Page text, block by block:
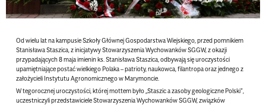
Od wielu lat na kampusie Szkoły Głównej Gospodarstwa Wiejskiego, przed pomnikiem
Stanisława Staszica, z inicjatywy Stowarzyszenia Wychowanków SGGW, z okazji
przypadających 8 maja imienin ks. Stanisława Staszica, odbywają się uroczystości
upamiętniające postać wielkiego Polaka – patrioty, naukowca, filantropa oraz jednego z
założycieli Instytutu Agronomicznego w Marymoncie.
W tegorocznej uroczystości, której mottem było „Staszic a zasoby geologiczne Polski”,
uczestniczyli przedstawiciele Stowarzyszenia Wychowanków SGGW, związków